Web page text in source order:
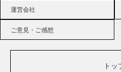
運営会社
ご意見・ご感想
トッ